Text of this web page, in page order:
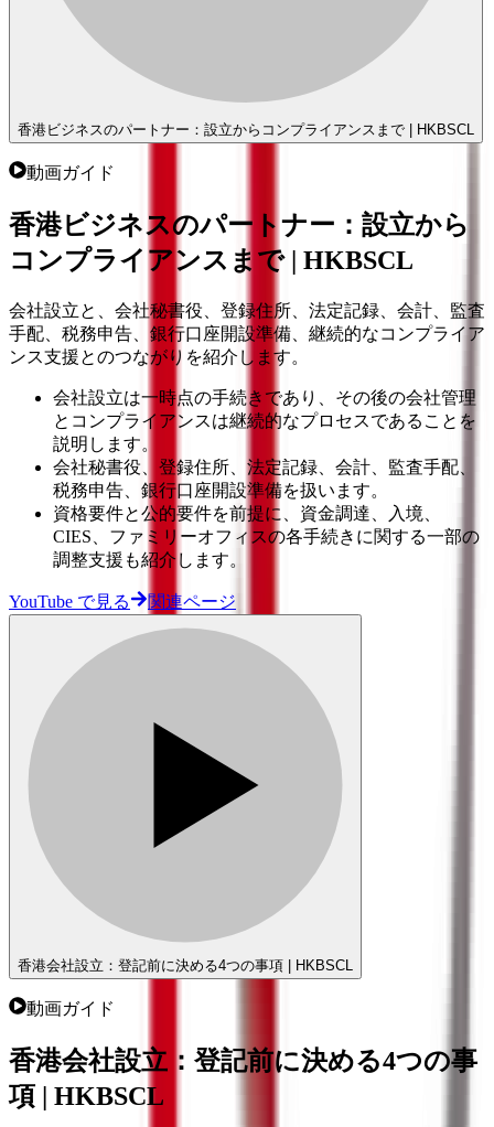
香港ビジネスのパートナー：設立からコンプライアンスまで | HKBSCL
動画ガイド
香港ビジネスのパートナー：設立から
コンプライアンスまで | HKBSCL
会社設立と、会社秘書役、登録住所、法定記録、会計、監査
手配、税務申告、銀行口座開設準備、継続的なコンプライア
ンス支援とのつながりを紹介します。
会社設立は一時点の手続きであり、その後の会社管理
とコンプライアンスは継続的なプロセスであることを
説明します。
会社秘書役、登録住所、法定記録、会計、監査手配、
税務申告、銀行口座開設準備を扱います。
資格要件と公的要件を前提に、資金調達、入境、
CIES、ファミリーオフィスの各手続きに関する一部の
調整支援も紹介します。
YouTube で見る 関連ページ
香港会社設立：登記前に決める4つの事項 | HKBSCL
動画ガイド
香港会社設立：登記前に決める4つの事
項 | HKBSCL